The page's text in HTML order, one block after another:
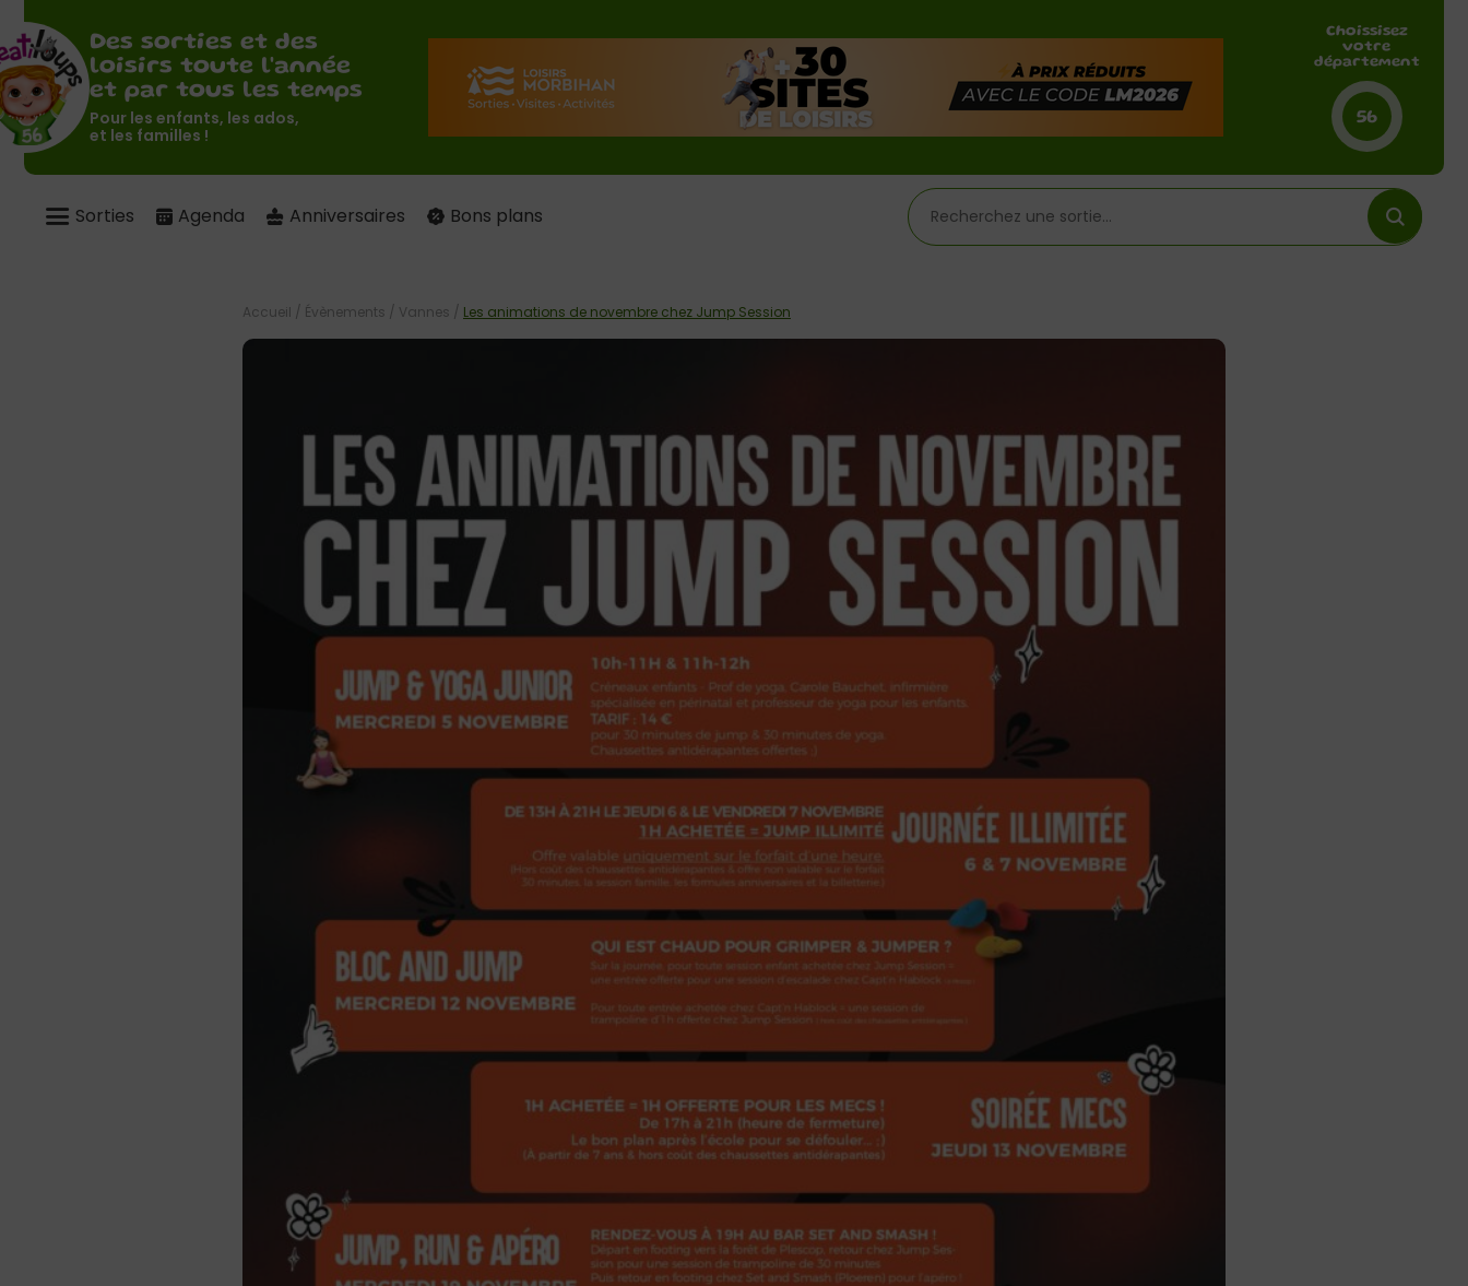
Des sorties et des
loisirs toute l'année
et par tous les temps
Pour les enfants, les ados,
et les familles !
Choissisez
votre
département
56
Sorties Agenda Anniversaires Bons plans
Accueil / Évènements / Vannes / Les animations de novembre chez Jump Session